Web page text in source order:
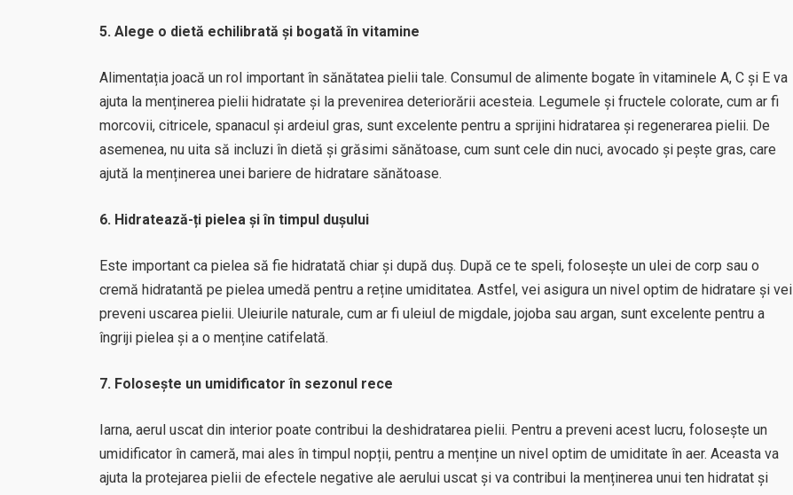
5. Alege o dietă echilibrată și bogată în vitamine
Alimentația joacă un rol important în sănătatea pielii tale. Consumul de alimente bogate în vitaminele A, C și E va
ajuta la menținerea pielii hidratate și la prevenirea deteriorării acesteia. Legumele și fructele colorate, cum ar fi
morcovii, citricele, spanacul și ardeiul gras, sunt excelente pentru a sprijini hidratarea și regenerarea pielii. De
asemenea, nu uita să incluzi în dietă și grăsimi sănătoase, cum sunt cele din nuci, avocado și pește gras, care
ajută la menținerea unei bariere de hidratare sănătoase.
6. Hidratează-ți pielea și în timpul dușului
Este important ca pielea să fie hidratată chiar și după duș. După ce te speli, folosește un ulei de corp sau o
cremă hidratantă pe pielea umedă pentru a reține umiditatea. Astfel, vei asigura un nivel optim de hidratare și vei
preveni uscarea pielii. Uleiurile naturale, cum ar fi uleiul de migdale, jojoba sau argan, sunt excelente pentru a
îngriji pielea și a o menține catifelată.
7. Folosește un umidificator în sezonul rece
Iarna, aerul uscat din interior poate contribui la deshidratarea pielii. Pentru a preveni acest lucru, folosește un
umidificator în cameră, mai ales în timpul nopții, pentru a menține un nivel optim de umiditate în aer. Aceasta va
ajuta la protejarea pielii de efectele negative ale aerului uscat și va contribui la menținerea unui ten hidratat și